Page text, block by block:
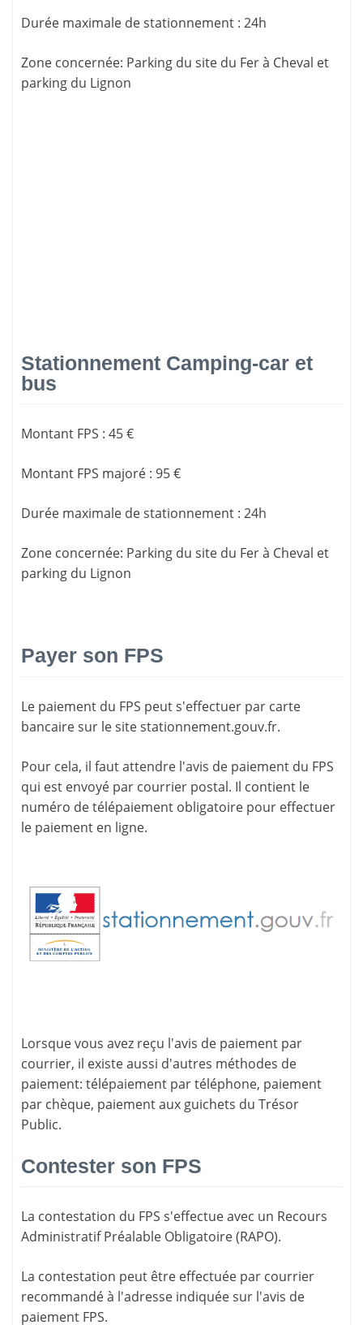
Durée maximale de stationnement : 24h
Zone concernée: Parking du site du Fer à Cheval et
parking du Lignon
Stationnement Camping-car et
bus
Montant FPS : 45 €
Montant FPS majoré : 95 €
Durée maximale de stationnement : 24h
Zone concernée: Parking du site du Fer à Cheval et
parking du Lignon
Payer son FPS
Le paiement du FPS peut s'effectuer par carte
bancaire sur le sitestationnement.gouv.fr.
Pour cela, il faut attendre l'avis de paiement du FPS
qui est envoyé par courrier postal. Il contient le
numéro de télépaiement obligatoire pour effectuer
le paiement en ligne.
Lorsque vous avez reçu l'avis de paiement par
courrier, il existe aussi d'autres méthodes de
paiement: télépaiement par téléphone, paiement
par chèque, paiement aux guichets du Trésor
Public.
Contester son FPS
La contestation du FPS s'effectue avec un Recours
Administratif Préalable Obligatoire (RAPO).
La contestation peut être effectuée par courrier
recommandé à l'adresse indiquée sur l'avis de
paiement FPS.